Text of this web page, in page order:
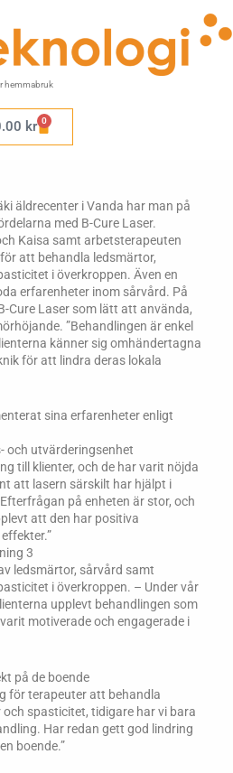
hemmabruk
kr 0
Varukorg
äldrecenter i Vanda har man på
med B-Cure Laser.
Kaisa samt arbetsterapeuten
att behandla ledsmärtor,
i överkroppen. Även en
erfarenheter inom sårvård. På
Cure Laser som lätt att använda,
”Behandlingen är enkel
känner sig omhändertagna
för att lindra deras lokala
sina erfarenheter enligt
och utvärderingsenhet
till klienter, och de har varit nöjda
att lasern särskilt har hjälpt i
på enheten är stor, och
att den har positiva
3
ledsmärtor, sårvård samt
i överkroppen. – Under vår
upplevt behandlingen som
motiverade och engagerade i
på de boende
för terapeuter att behandla
spasticitet, tidigare har vi bara
Har redan gett god lindring
boende.”